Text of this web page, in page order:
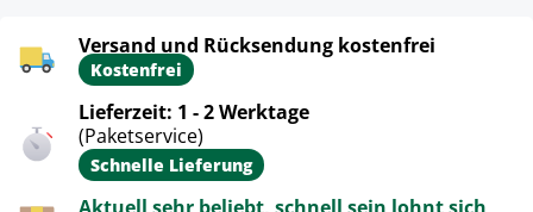
Versand und Rücksendung kostenfrei
Kostenfrei
Lieferzeit: 1 - 2 Werktage
(Paketservice)
Schnelle Lieferung